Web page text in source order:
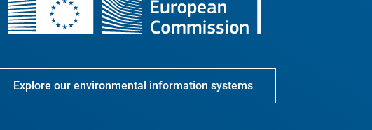
Explore our environmental information systems